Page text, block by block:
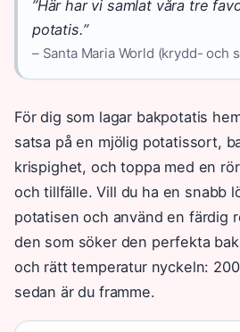
”Här har vi samlat våra tre
potatis.”
– Santa Maria World (krydd- och
För dig som lagar bakpotatis
satsa på en mjölig potatissort,
krispighet, och toppa med en
och tillfälle. Vill du ha en snabb
potatisen och använd en färdig
den som söker den perfekta
och rätt temperatur nyckeln:
sedan är du framme.